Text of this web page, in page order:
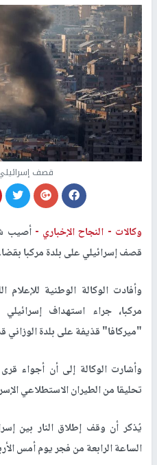
قصف
وكالات - النجاح الإخباري -أصيب
قصف إسرائيلي على بلدة مركبا
وأفادت الوكالة الوطنية
مركبا، جراء استهداف
"ميركافا" قذيفة على بلدة
وأشارت الوكالة إلى أن
تحليقا من الطيران الاستطلاعي
يُذكر أن وقف إطلاق النار بين
الساعة الرابعة من فجر يوم أمس